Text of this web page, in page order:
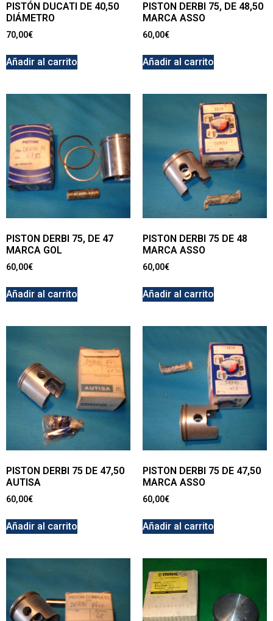
PISTÓN DUCATI DE 40,50
DIÁMETRO
70,00€
Añadir al carrito
PISTON DERBI 75, DE 48,50
MARCA ASSO
60,00€
Añadir al carrito
PISTON DERBI 75, DE 47
MARCA GOL
60,00€
Añadir al carrito
PISTON DERBI 75 DE 48
MARCA ASSO
60,00€
Añadir al carrito
PISTON DERBI 75 DE 47,50
AUTISA
60,00€
Añadir al carrito
PISTON DERBI 75 DE 47,50
MARCA ASSO
60,00€
Añadir al carrito